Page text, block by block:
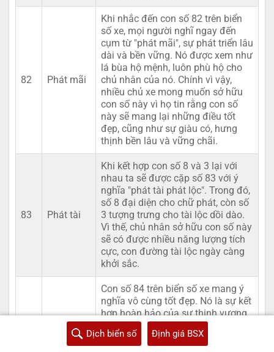
82 Phát mãi
Khi nhắc đến con số 82 trên biển
số xe, mọi người nghĩ ngay đến
cụm từ "phát mãi", sự phát triển lâu
dài và bền vững. Nó được xem như
lá bùa hộ mệnh, luôn phù hộ cho
chủ nhân của nó. Chính vì vậy,
nhiều chủ xe mong muốn sở hữu
con số này vì họ tin rằng con số
này sẽ mang lại những điều tốt
đẹp, cũng như sự giàu có, hưng
thịnh bền lâu và vững chãi.
83 Phát tài
Khi kết hợp con số 8 và 3 lại với
nhau ta sẽ được cặp số 83 với ý
nghĩa "phát tài phát lộc". Trong đó,
số 8 đại diện cho chữ phát, còn số
3 tượng trưng cho tài lộc dồi dào.
Vì thế, chủ nhân sở hữu con số này
sẽ có được nhiều năng lượng tích
cực, con đường tài lộc ngày càng
khởi sắc.
Con số 84 trên biển số xe mang ý
nghĩa vô cùng tốt đẹp. Nó là sự kết
hợp hoàn hảo của sự thịnh vượng
và hoàn hảo. Nói một cách đơn
giản con số này có hàm ý chỉ bốn
mùa làm ăn phát đạt, sức khỏe,
Dịch biển số Định giá BSX